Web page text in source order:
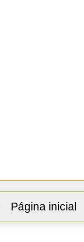
Página inicial